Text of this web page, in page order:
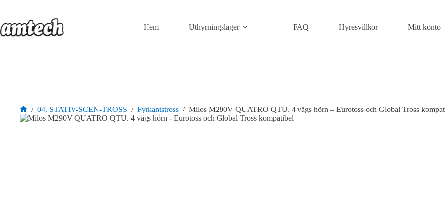
innehåll
Hem Uthyrningslager FAQ Hyresvillkor Mitt konto
Hem
/ 04. STATIV-SCEN-TROSS / Fyrkantstross / Milos M290V QUATRO QTU. 4 vägs hörn – Eurotoss och Global Tross